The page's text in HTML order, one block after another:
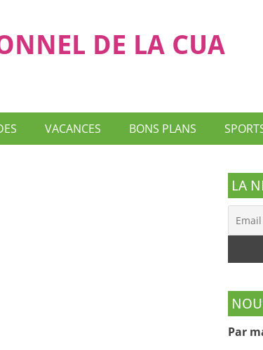
DE LA CUA
VACANCES BONS PLANS
LA
Par